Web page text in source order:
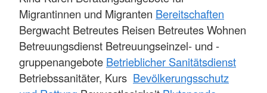
Migrantinnen und Migranten Bereitschaften
Bergwacht Betreutes Reisen Betreutes Wohnen
Betreuungsdienst Betreuungseinzel- und -
gruppenangebote Betrieblicher Sanitätsdienst
Betriebssanitäter, Kurs Bevölkerungsschutz